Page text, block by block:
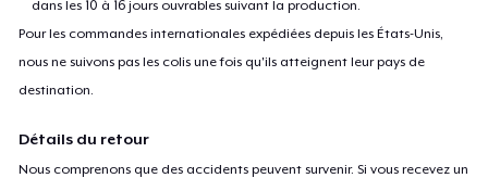
dans les 10 à 16 jours ouvrables suivant la production.
Pour les commandes internationales expédiées depuis les États-Unis,
nous ne suivons pas les colis une fois qu'ils atteignent leur pays de
destination.
Détails du retour
Nous comprenons que des accidents peuvent survenir. Si vous recevez un